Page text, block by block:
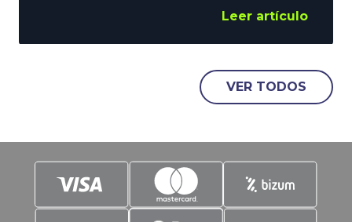
League. Pero nos espera un fin de
partidos. Elegimos 2 de La Liga, uno de
Premier League, uno de Serie A, y uno
de Bundesliga. Contenido: El Getafe
gana y hay más de 2 goles (5.50) El
Leer artículo
VER TODOS